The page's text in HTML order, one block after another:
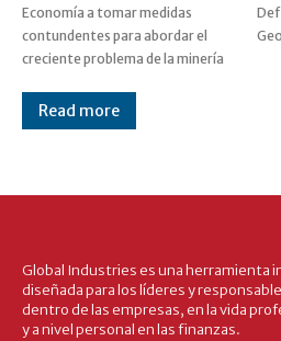
Economía a tomar medidas
contundentes para abordar el
creciente problema de la minería
Defensa Nacional, el Servicio
Read more
Global Industries es una herramienta
diseñada para los líderes y
dentro de las empresas, en la vida
y a nivel personal en las finanzas.